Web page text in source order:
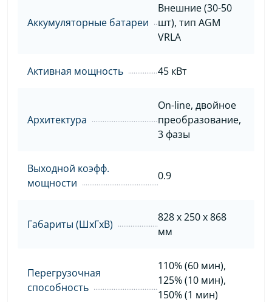
Аккумуляторные батареи
Внешние (30-50
шт), тип AGM
VRLA
Активная мощность 45 кВт
Архитектура
On-line, двойное
преобразование,
3 фазы
Выходной коэфф.
мощности
0.9
Габариты (ШхГхВ)
828 х 250 х 868
мм
Перегрузочная
способность
110% (60 мин),
125% (10 мин),
150% (1 мин)